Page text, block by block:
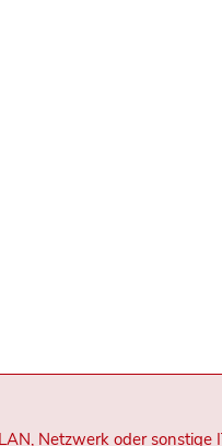
Netzwerk oder sonstige